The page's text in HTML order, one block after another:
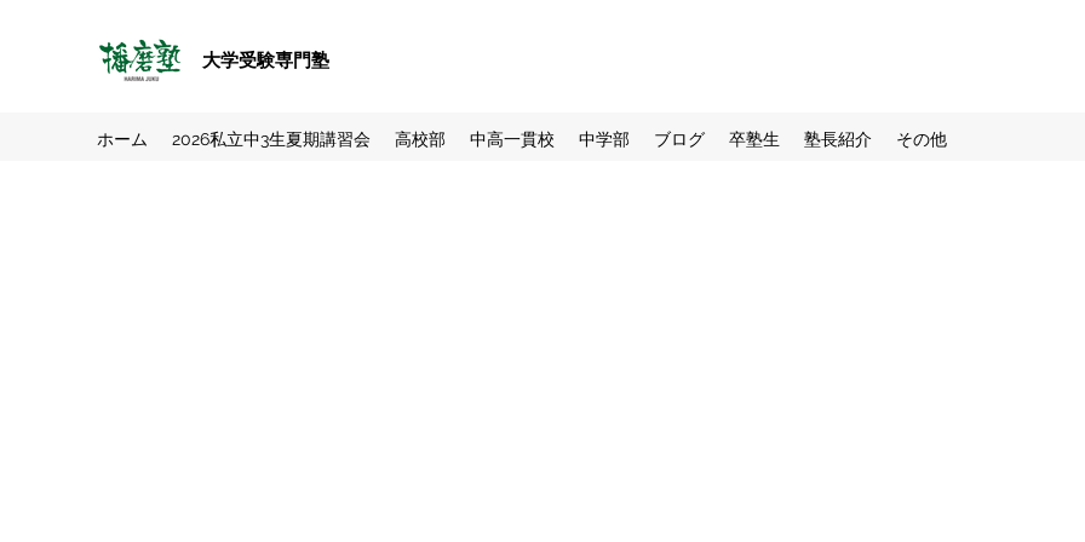
大学受験専門塾
ホーム 2026私立中3生夏期講習会 高校部 中高一貫校 中学部 ブログ 卒塾生 塾長紹介 その他